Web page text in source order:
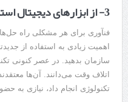
3- از ابزارهای دیجیتال استفاده کنید
فنآوری برای هر مشکلی راه
اهمیت زیادی به استفاده از
سازمان بدهید. در عصر کنونی
اتلاف وقت می‌دانند. آن‌ها
تکنولوژی انجام داد، نیازی به